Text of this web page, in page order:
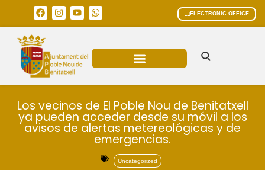
ELECTRONIC OFFICE
Los vecinos de El Poble Nou de Benitatxell
ya pueden acceder desde su móvil a los
avisos de alertas metereológicas y de
emergencias.
Uncategorized